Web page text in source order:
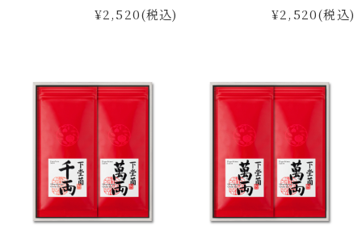
¥2,520(税込)
¥2,520(税込)